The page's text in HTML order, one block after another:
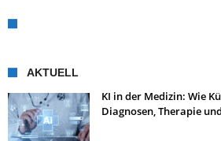
AKTUELL
KI in der Medizin: Wie
Diagnosen, Therapie